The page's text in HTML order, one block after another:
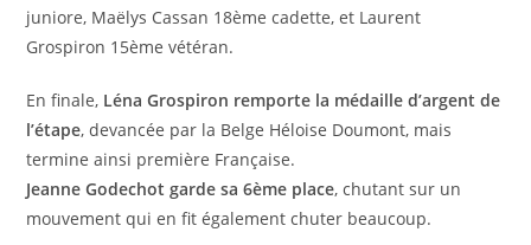
juniore, Maëlys Cassan 18ème cadette, et Laurent
Grospiron 15ème vétéran.
En finale, Léna Grospiron remporte la médaille d’argent de
l’étape, devancée par la Belge Héloise Doumont, mais
termine ainsi première Française.
Jeanne Godechot garde sa 6ème place, chutant sur un
mouvement qui en fit également chuter beaucoup.